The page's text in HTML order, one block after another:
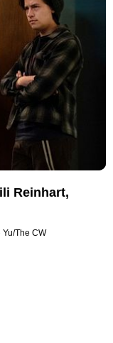
Reinhart,
The CW